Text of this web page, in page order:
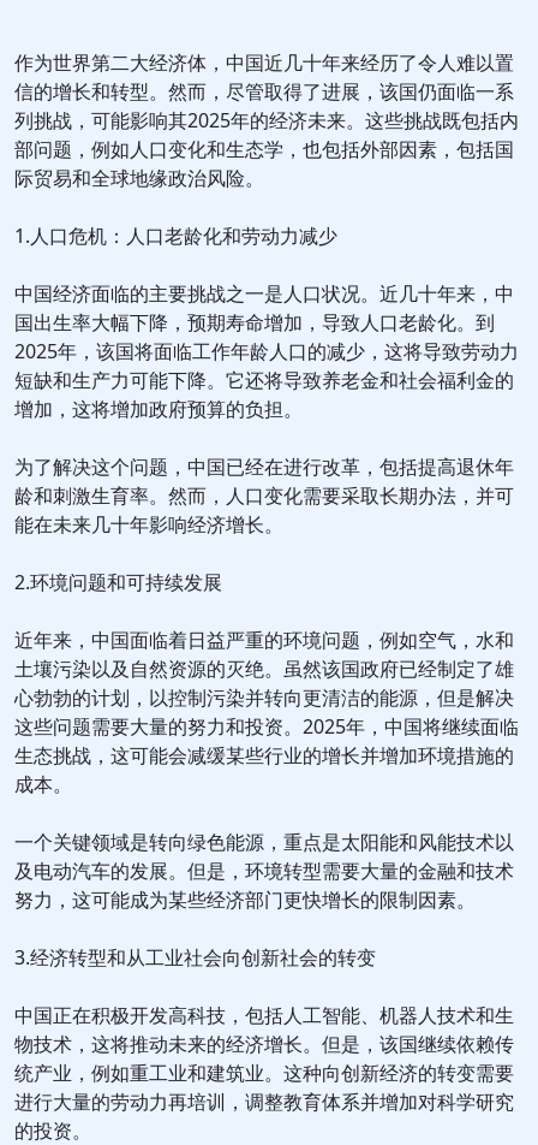
作为世界第二大经济体，中国近几十年来经历了令人难以置
信的增长和转型。然而，尽管取得了进展，该国仍面临一系
列挑战，可能影响其2025年的经济未来。这些挑战既包括内
部问题，例如人口变化和生态学，也包括外部因素，包括国
际贸易和全球地缘政治风险。
1.人口危机：人口老龄化和劳动力减少
中国经济面临的主要挑战之一是人口状况。近几十年来，中
国出生率大幅下降，预期寿命增加，导致人口老龄化。到
2025年，该国将面临工作年龄人口的减少，这将导致劳动力
短缺和生产力可能下降。它还将导致养老金和社会福利金的
增加，这将增加政府预算的负担。
为了解决这个问题，中国已经在进行改革，包括提高退休年
龄和刺激生育率。然而，人口变化需要采取长期办法，并可
能在未来几十年影响经济增长。
2.环境问题和可持续发展
近年来，中国面临着日益严重的环境问题，例如空气，水和
土壤污染以及自然资源的灭绝。虽然该国政府已经制定了雄
心勃勃的计划，以控制污染并转向更清洁的能源，但是解决
这些问题需要大量的努力和投资。2025年，中国将继续面临
生态挑战，这可能会减缓某些行业的增长并增加环境措施的
成本。
一个关键领域是转向绿色能源，重点是太阳能和风能技术以
及电动汽车的发展。但是，环境转型需要大量的金融和技术
努力，这可能成为某些经济部门更快增长的限制因素。
3.经济转型和从工业社会向创新社会的转变
中国正在积极开发高科技，包括人工智能、机器人技术和生
物技术，这将推动未来的经济增长。但是，该国继续依赖传
统产业，例如重工业和建筑业。这种向创新经济的转变需要
进行大量的劳动力再培训，调整教育体系并增加对科学研究
的投资。